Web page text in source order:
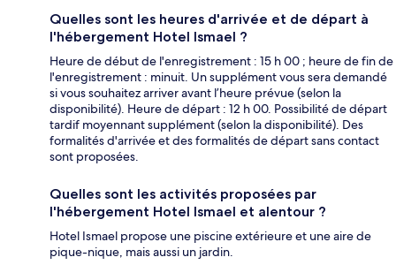
Quelles sont les heures d'arrivée et de départ à
l'hébergement Hotel Ismael ?
Heure de début de l'enregistrement : 15 h 00 ; heure de fin de
l'enregistrement : minuit. Un supplément vous sera demandé
si vous souhaitez arriver avant l’heure prévue (selon la
disponibilité). Heure de départ : 12 h 00. Possibilité de départ
tardif moyennant supplément (selon la disponibilité). Des
formalités d'arrivée et des formalités de départ sans contact
sont proposées.
Quelles sont les activités proposées par
l'hébergement Hotel Ismael et alentour ?
Hotel Ismael propose une piscine extérieure et une aire de
pique-nique, mais aussi un jardin.